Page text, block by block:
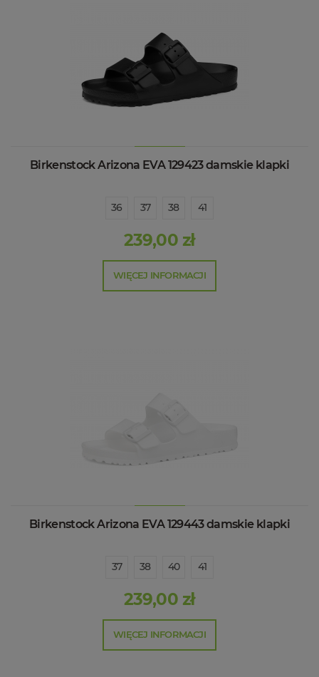
Birkenstock Arizona EVA 129423 damskie klapki
36 37 38 41
239,00 zł
WIĘCEJ INFORMACJI
Birkenstock Arizona EVA 129443 damskie klapki
37 38 40 41
239,00 zł
WIĘCEJ INFORMACJI